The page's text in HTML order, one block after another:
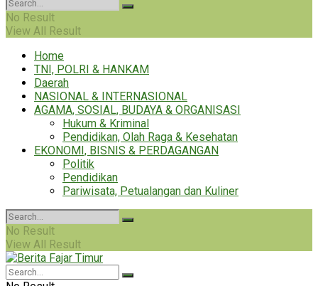
No Result
View All Result
Home
TNI, POLRI & HANKAM
Daerah
NASIONAL & INTERNASIONAL
AGAMA, SOSIAL, BUDAYA & ORGANISASI
Hukum & Kriminal
Pendidikan, Olah Raga & Kesehatan
EKONOMI, BISNIS & PERDAGANGAN
Politik
Pendidikan
Pariwisata, Petualangan dan Kuliner
No Result
View All Result